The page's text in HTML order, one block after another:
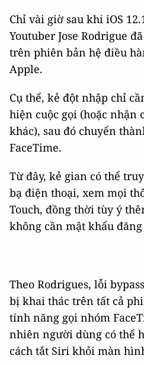
Chỉ vài giờ sau khi iOS
Youtuber Jose Rodrigue
trên phiên bản hệ điều
Apple.
Cụ thể, kẻ đột nhập chỉ
hiện cuộc gọi (hoặc nhận
khác), sau đó chuyển
FaceTime.
Từ đây, kẻ gian có thể
bạ điện thoại, xem mọi
Touch, đồng thời tùy ý
không cần mật khẩu
Theo Rodrigues, lỗi
bị khai thác trên tất cả
tính năng gọi nhóm
nhiên người dùng có thể
cách tắt Siri khỏi màn